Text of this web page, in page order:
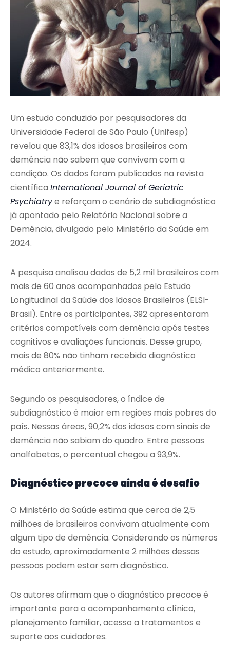
Um estudo conduzido por pesquisadores da
Universidade Federal de São Paulo (Unifesp)
revelou que 83,1% dos idosos brasileiros com
demência não sabem que convivem com a
condição. Os dados foram publicados na revista
científica International Journal of Geriatric
Psychiatrye reforçam o cenário de subdiagnóstico
já apontado pelo Relatório Nacional sobre a
Demência, divulgado pelo Ministério da Saúde em
2024.
A pesquisa analisou dados de 5,2 mil brasileiros com
mais de 60 anos acompanhados pelo Estudo
Longitudinal da Saúde dos Idosos Brasileiros (ELSI-
Brasil). Entre os participantes, 392 apresentaram
critérios compatíveis com demência após testes
cognitivos e avaliações funcionais. Desse grupo,
mais de 80% não tinham recebido diagnóstico
médico anteriormente.
Segundo os pesquisadores, o índice de
subdiagnóstico é maior em regiões mais pobres do
país. Nessas áreas, 90,2% dos idosos com sinais de
demência não sabiam do quadro. Entre pessoas
analfabetas, o percentual chegou a 93,9%.
Diagnóstico precoce ainda é desafio
O Ministério da Saúde estima que cerca de 2,5
milhões de brasileiros convivam atualmente com
algum tipo de demência. Considerando os números
do estudo, aproximadamente 2 milhões dessas
pessoas podem estar sem diagnóstico.
Os autores afirmam que o diagnóstico precoce é
importante para o acompanhamento clínico,
planejamento familiar, acesso a tratamentos e
suporte aos cuidadores.